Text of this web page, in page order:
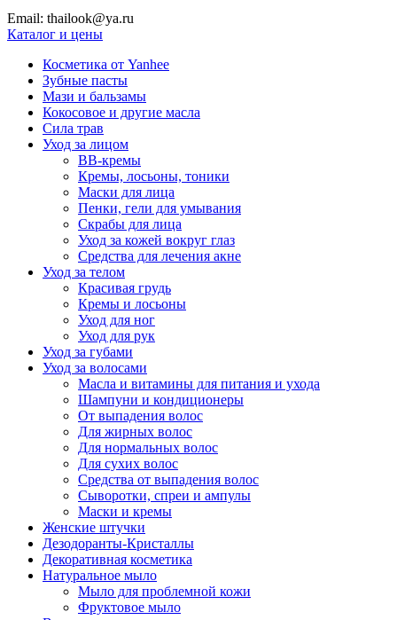
Email: thailook@ya.ru
Каталог и цены
Косметика от Yanhee
Зубные пасты
Мази и бальзамы
Кокосовое и другие масла
Сила трав
Уход за лицом
BB-кремы
Кремы, лосьоны, тоники
Маски для лица
Пенки, гели для умывания
Скрабы для лица
Уход за кожей вокруг глаз
Средства для лечения акне
Уход за телом
Красивая грудь
Кремы и лосьоны
Уход для ног
Уход для рук
Уход за губами
Уход за волосами
Масла и витамины для питания и ухода
Шампуни и кондиционеры
От выпадения волос
Для жирных волос
Для нормальных волос
Для сухих волос
Средства от выпадения волос
Сыворотки, спреи и ампулы
Маски и кремы
Женские штучки
Дезодоранты-Кристаллы
Декоративная косметика
Натуральное мыло
Мыло для проблемной кожи
Фруктовое мыло